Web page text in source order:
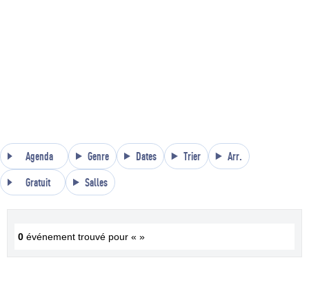
Agenda Genre Dates Trier Arr.
Gratuit Salles
0 événement trouvé pour « »